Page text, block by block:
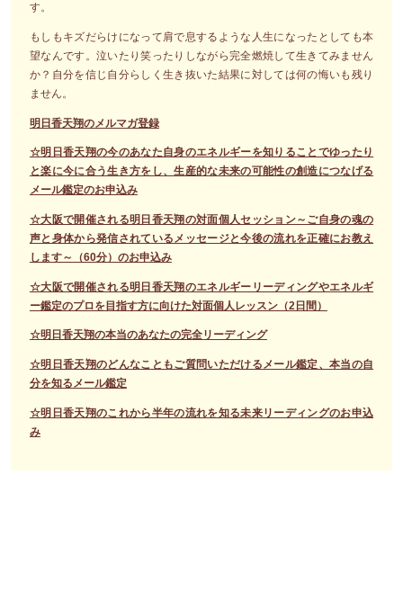
す。
もしもキズだらけになって肩で息するような人生になったとしても本
望なんです。泣いたり笑ったりしながら完全燃焼して生きてみません
か？自分を信じ自分らしく生き抜いた結果に対しては何の悔いも残り
ません。
明日香天翔のメルマガ登録
☆明日香天翔の今のあなた自身のエネルギーを知りることでゆったり
と楽に今に合う生き方をし、生産的な未来の可能性の創造につなげる
メール鑑定のお申込み
☆大阪で開催される明日香天翔の対面個人セッション～ご自身の魂の
声と身体から発信されているメッセージと今後の流れを正確にお教え
します～（60分）のお申込み
☆大阪で開催される明日香天翔のエネルギーリーディングやエネルギ
ー鑑定のプロを目指す方に向けた対面個人レッスン（2日間）
☆明日香天翔の本当のあなたの完全リーディング
☆明日香天翔のどんなこともご質問いただけるメール鑑定、本当の自
分を知るメール鑑定
☆明日香天翔のこれから半年の流れを知る未来リーディングのお申込
み